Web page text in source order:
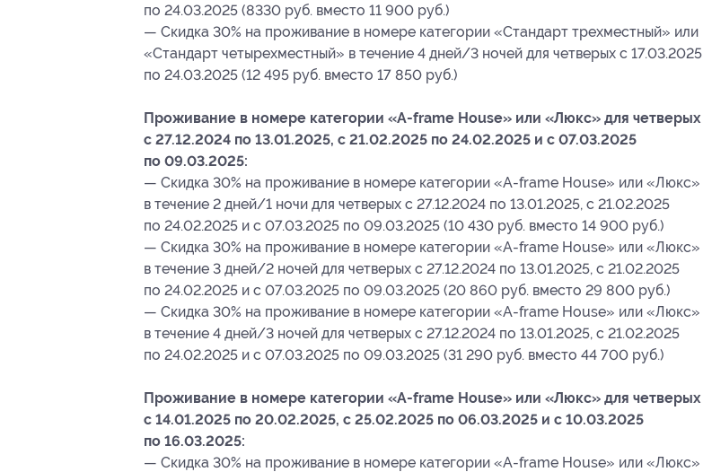
по 24.03.2025 (8330 руб. вместо 11 900 руб.)
— Скидка 30% на проживание в номере категории «Стандарт трехместный» или
«Стандарт четырехместный» в течение 4 дней/3 ночей для четверых с 17.03.2025
по 24.03.2025 (12 495 руб. вместо 17 850 руб.)
Проживание в номере категории «A-frame House» или «Люкс» для четверых
с 27.12.2024 по 13.01.2025, с 21.02.2025 по 24.02.2025 и с 07.03.2025
по 09.03.2025:
— Скидка 30% на проживание в номере категории «A-frame House» или «Люкс»
в течение 2 дней/1 ночи для четверых с 27.12.2024 по 13.01.2025, с 21.02.2025
по 24.02.2025 и с 07.03.2025 по 09.03.2025 (10 430 руб. вместо 14 900 руб.)
— Скидка 30% на проживание в номере категории «A-frame House» или «Люкс»
в течение 3 дней/2 ночей для четверых с 27.12.2024 по 13.01.2025, с 21.02.2025
по 24.02.2025 и с 07.03.2025 по 09.03.2025 (20 860 руб. вместо 29 800 руб.)
— Скидка 30% на проживание в номере категории «A-frame House» или «Люкс»
в течение 4 дней/3 ночей для четверых с 27.12.2024 по 13.01.2025, с 21.02.2025
по 24.02.2025 и с 07.03.2025 по 09.03.2025 (31 290 руб. вместо 44 700 руб.)
Проживание в номере категории «A-frame House» или «Люкс» для четверых
с 14.01.2025 по 20.02.2025, с 25.02.2025 по 06.03.2025 и с 10.03.2025
по 16.03.2025:
— Скидка 30% на проживание в номере категории «A-frame House» или «Люкс»